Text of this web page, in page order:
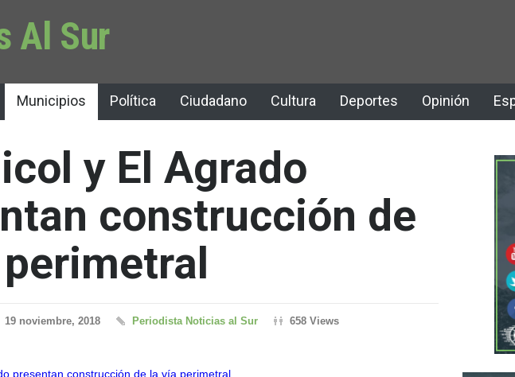
Al Sur
Municipios Política Ciudadano Cultura Deportes Opinión
y El Agrado
construcción de
19 noviembre, 2018 Periodista Noticias al Sur
658 Views